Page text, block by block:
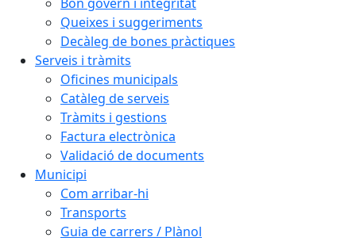
Queixes i suggeriments
Decàleg de bones pràctiques
Serveis i tràmits
Oficines municipals
Catàleg de serveis
Tràmits i gestions
Factura electrònica
Validació de documents
Municipi
Com arribar-hi
Transports
Guia de carrers / Plànol